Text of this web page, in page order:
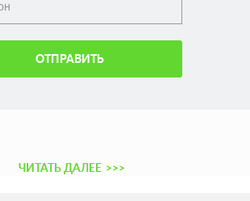
ОТПРАВИТЬ
ЧИТАТЬ ДАЛЕЕ >>>